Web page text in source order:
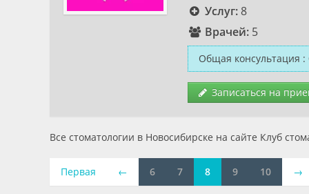
Услуг:8
Врачей:5
Общая консультация :
Записаться на
Все стоматологии в Новосибирске на сайте Клуб
Первая ← 6 7 8 9 10 →